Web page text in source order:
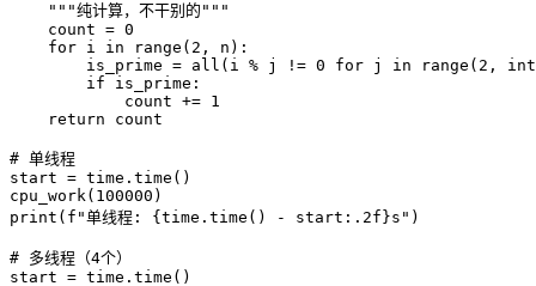
"""纯计算，不干别的"""
    count =
0
for i in range ( 2 , n):
        is_prime =
all (i % j != 0 for j in range ( 2 , int
if is_prime:
            count +=
1
return count
# 单线程
start = time.time()
cpu_work( 100000
print ( f"单线程: {time.time() - start: .2f}s" )
# 多线程（4个）